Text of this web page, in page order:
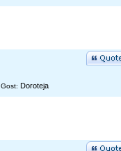
Gost: Doroteja